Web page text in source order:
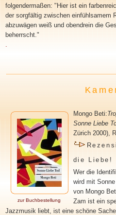
folgendermaßen: "Hier ist ein
der sorgfältig zwischen einfühlsamem
abzuwägen weiß und obendrein die
beherrscht."
.
zur Buchbestellung
Mongo Beti:
Sonne Liebe
Zürich 2000),
die Liebe!
Wer die
wird mit
von Mongo
Zam ist ein
Jazzmusik liebt, ist eine schöne